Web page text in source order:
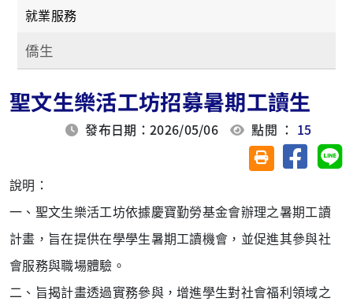
就業服務
僑生
聖文生樂活工坊招募暑期工讀生
發布日期：2026/05/06 點閱 ： 15
友善列印(另開視
分享至
說明：
一、聖文生樂活工坊依據慶寶勤勞基金會辦理之暑期工讀
計畫，旨在提供在學學生暑期工讀機會，並促進其參與社
會服務與職場體驗。
二、旨揭計畫透過實務參與，增進學生對社會福利領域之